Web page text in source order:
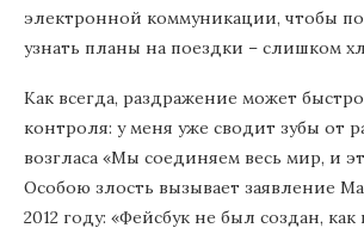
электронной коммуникации, чтобы
узнать планы на поездки – слишком
Как всегда, раздражение может
контроля: у меня уже сводит зубы от
возгласа «Мы соединяем весь мир, и
Особою злость вызывает заявление
2012 году: «Фейсбук не был создан,